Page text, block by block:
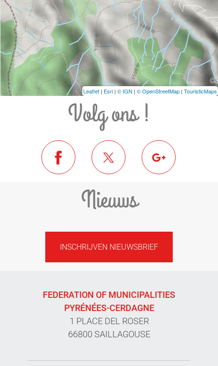
Leaflet | Esri | © IGN | © OpenStreetMap | TouristicMaps
Volg ons !
Nieuws
INSCHRIJVEN NIEUWSBRIEF
FEDERATION OF MUNICIPALITIES
PYRÉNÉES-CERDAGNE
1 PLACE DEL ROSER
66800 SAILLAGOUSE